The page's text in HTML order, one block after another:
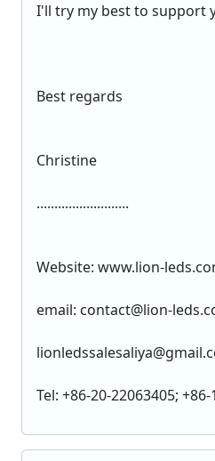
I'll try my best to support
Best regards
Christine
..........................
Website: www.lion-
email: contact@lion-
Tel: +86-20-22063405;